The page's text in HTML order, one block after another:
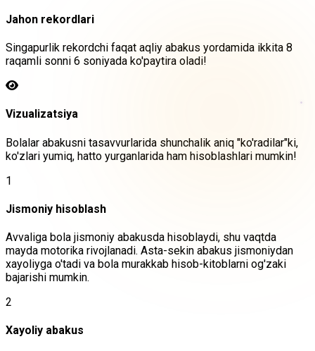
Jahon rekordlari
Singapurlik rekordchi faqat aqliy abakus yordamida ikkita 8
raqamli sonni 6 soniyada ko'paytira oladi!
Vizualizatsiya
Bolalar abakusni tasavvurlarida shunchalik aniq "ko'radilar"ki,
ko'zlari yumiq, hatto yurganlarida ham hisoblashlari mumkin!
1
Jismoniy hisoblash
Avvaliga bola jismoniy abakusda hisoblaydi, shu vaqtda
mayda motorika rivojlanadi. Asta-sekin abakus jismoniydan
xayoliyga o'tadi va bola murakkab hisob-kitoblarni og'zaki
bajarishi mumkin.
2
Xayoliy abakus